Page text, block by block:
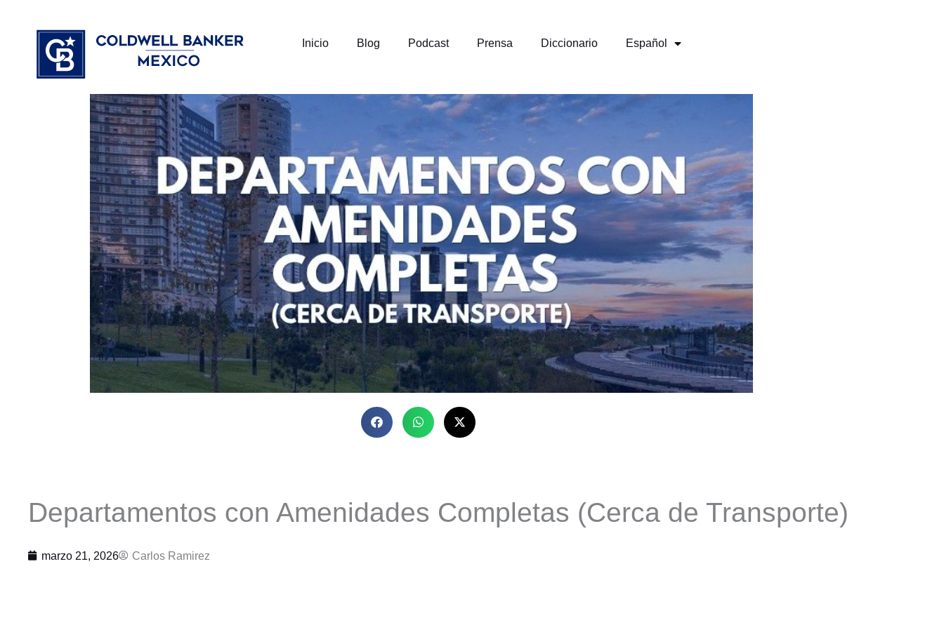
contenido
Inicio Blog Podcast Prensa Diccionario Español
Departamentos con Amenidades Completas (Cerca de Transporte)
marzo 21, 2026 Carlos Ramirez